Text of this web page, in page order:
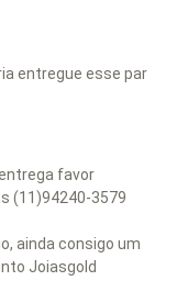
entregue esse par
favor
(11)94240-3579
ainda consigo um
Joiasgold